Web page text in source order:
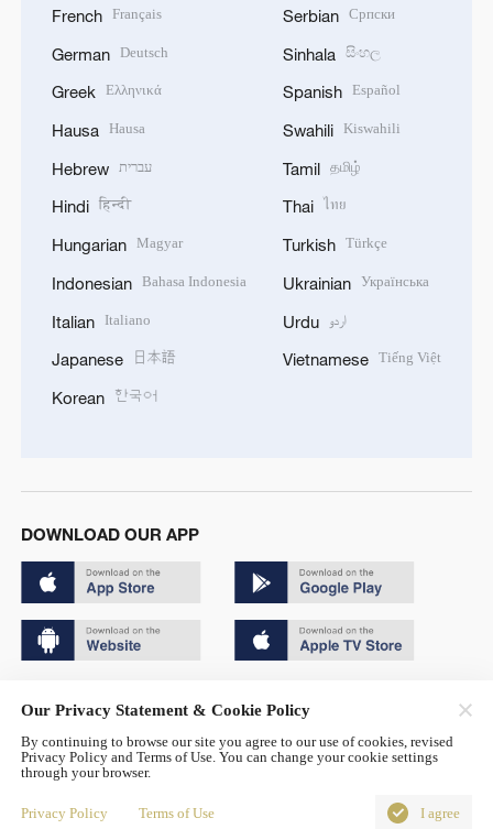
French Français
German Deutsch
Greek Ελληνικά
Hausa Hausa
Hebrew עברית
Hindi हिन्दी
Hungarian Magyar
Indonesian Bahasa Indonesia
Italian Italiano
Japanese 日本語
Korean 한국어
Serbian Српски
Sinhala සිංහල
Spanish Español
Swahili Kiswahili
Tamil தமிழ்
Thai ไทย
Turkish Türkçe
Ukrainian Українська
Urdu اردو
Vietnamese Tiếng Việt
DOWNLOAD OUR APP
京公网安备 11010502050052号
Disinformation report hotline: 010-85061466
Our Privacy Statement & Cookie Policy
By continuing to browse our site you agree to our use of cookies, revised
Privacy Policy and Terms of Use. You can change your cookie settings
through your browser.
Privacy Policy Terms of Use I agree